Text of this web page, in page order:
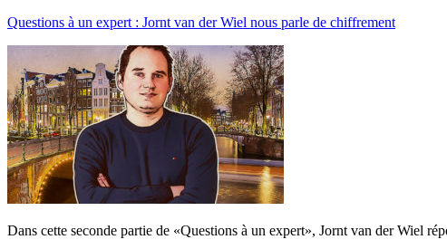
Questions à un expert : Jornt van der Wiel nous parle de chiffrement
Dans cette seconde partie de «Questions à un expert», Jornt van der Wiel